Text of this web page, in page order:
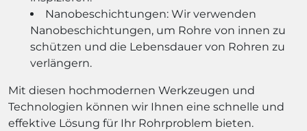
Nanobeschichtungen: Wir verwenden
Nanobeschichtungen, um Rohre von innen zu
schützen und die Lebensdauer von Rohren zu
verlängern.
Mit diesen hochmodernen Werkzeugen und
Technologien können wir Ihnen eine schnelle und
effektive Lösung für Ihr Rohrproblem bieten.